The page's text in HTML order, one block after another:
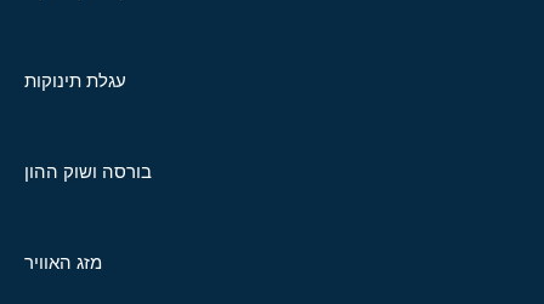
עגלת תינוקות
בורסה ושוק ההון
מזג האוויר